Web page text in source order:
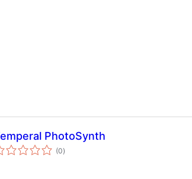
PhotoSynth
(0totale
vurderinger
)